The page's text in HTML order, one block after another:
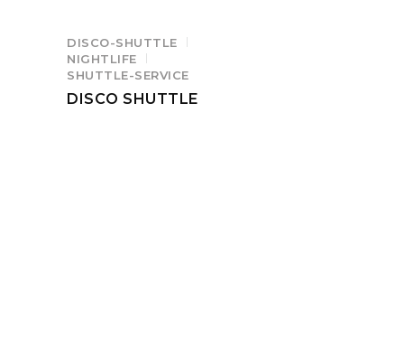
DISCO-SHUTTLE
NIGHTLIFE
SHUTTLE-SERVICE
DISCO SHUTTLE